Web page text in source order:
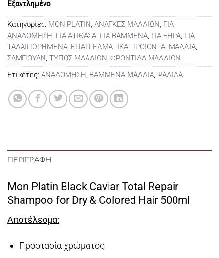
Εξαντλημένο
Κατηγορίες: MON PLATIN ΑΝΑΓΚΕΣ ΜΑΛΛΙΩΝ ΓΙΑ
ΑΝΑΔΟΜΗΣΗ ΓΙΑ ΑΤΙΘΑΣΑ ΓΙΑ ΒΑΜΜΕΝΑ ΓΙΑ ΞΗΡΑ ΓΙΑ
ΤΑΛΑΙΠΩΡΗΜΕΝΑ ΕΠΑΓΓΕΛΜΑΤΙΚΑ ΠΡΟΙΟΝΤΑ ΜΑΛΛΙΑ
ΣΑΜΠΟΥΑΝ ΤΥΠΟΣ ΜΑΛΛΙΩΝ ΦΡΟΝΤΙΔΑ ΜΑΛΛΙΩΝ
Ετικέτες: ΑΝΑΔΟΜΗΣΗ ΒΑΜΜΕΝΑ ΜΑΛΛΙΑ ΨΑΛΙΔΑ
ΠΕΡΙΓΡΑΦΉ
Mon Platin Black Caviar Total Repair
Shampoo for Dry & Colored Hair 500ml
Αποτέλεσμα:
Προστασία χρώματος